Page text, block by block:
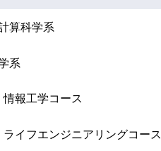
材料コース
エネルギーコース
エネルギー・情報コース
ライフエンジニアリングコース
系
応用化学コース
エネルギーコース
エネルギー・情報コース
算科学系
数理・計算科学コース
知能情報コース
系
情報工学コース
ライフエンジニアリングコース